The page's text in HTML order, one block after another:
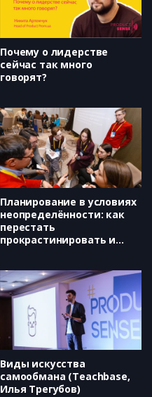
Почему о лидерстве
сейчас так много
говорят?
Планирование в условиях
неопределённости: как
перестать
прокрастинировать и
Виды искусства
самообмана (Teachbase,
Илья Трегубов)